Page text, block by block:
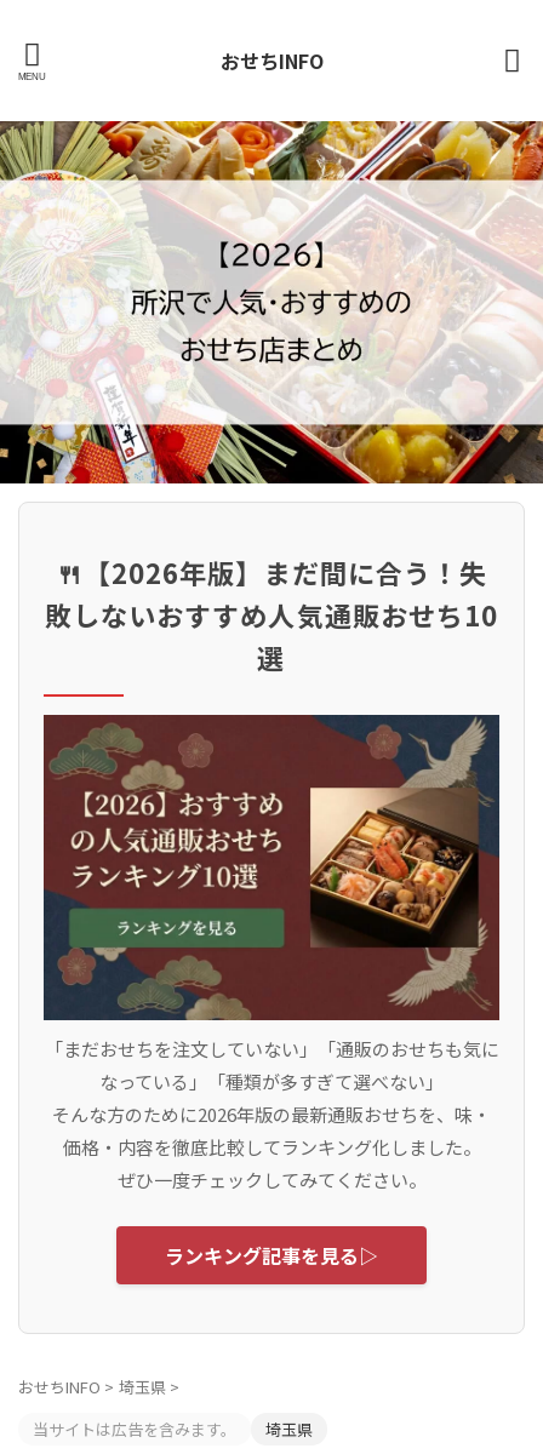
おせちINFO
🍴【2026年版】まだ間に合う！失
敗しないおすすめ人気通販おせち10
選
「まだおせちを注文していない」「通販のおせちも気に
なっている」「種類が多すぎて選べない」
そんな方のために2026年版の最新通販おせちを、味・
価格・内容を徹底比較してランキング化しました。
ぜひ一度チェックしてみてください。
ランキング記事を見る▷
おせちINFO > 埼玉県 >
当サイトは広告を含みます。
埼玉県